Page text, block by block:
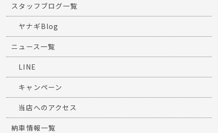
スタッフブログ一覧
ヤナギBlog
ニュース一覧
LINE
キャンペーン
当店へのアクセス
納車情報一覧